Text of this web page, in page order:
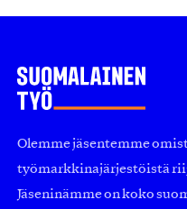
Olemme jäsentemme
työmarkkinajärjestöistä
Jäseninämme on koko